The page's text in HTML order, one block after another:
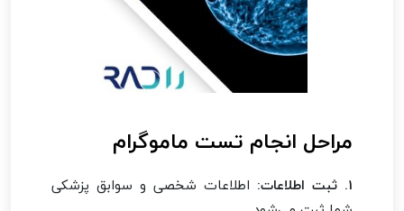
مراحل انجام تست ماموگرام
1. ثبت اطلاعات:
اطلاعات شخصی و سوابق پزشکی